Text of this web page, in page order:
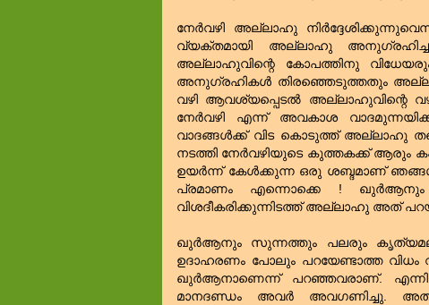
നേര്‍വഴി അല്ലാഹു
വ്യക്തമായി അല്ലാഹു
അല്ലാഹുവിന്റെ കോപത്തിനു
അനുഗ്രഹികള്‍ തിരഞ്ഞെടുത്തതും
വഴി ആവശ്യപ്പെടല്‍ അല്ലാഹുവിന്റെ
നേര്‍വഴി എന്ന് അവകാശ
വാദങ്ങള്‍ക്ക്‌ വിട കൊടുത്ത്‌ അല്ലാഹു
നടത്തി നേര്‍വഴിയുടെ കുത്തകക്ക്‌ ആരും
ഉയര്‍ന്ന് കേള്‍ക്കുന്ന ഒരു ശബ്ദമാണ്‌
പ്രമാണം എന്നൊക്കെ ! ഖുര്‍ആനും
വിശദീകരിക്കുന്നിടത്ത്‌ അല്ലാഹു അത്‌
ഖുര്‍ആനും സുന്നത്തും പലരും
ഉദാഹരണം പോലും പറയേണ്ടാത്ത വിധം
ഖുര്‍ആനാണെന്ന് പറഞ്ഞവരാണ്‌.
മാനദണ്ഡം അവര്‍ അവഗണിച്ചു.